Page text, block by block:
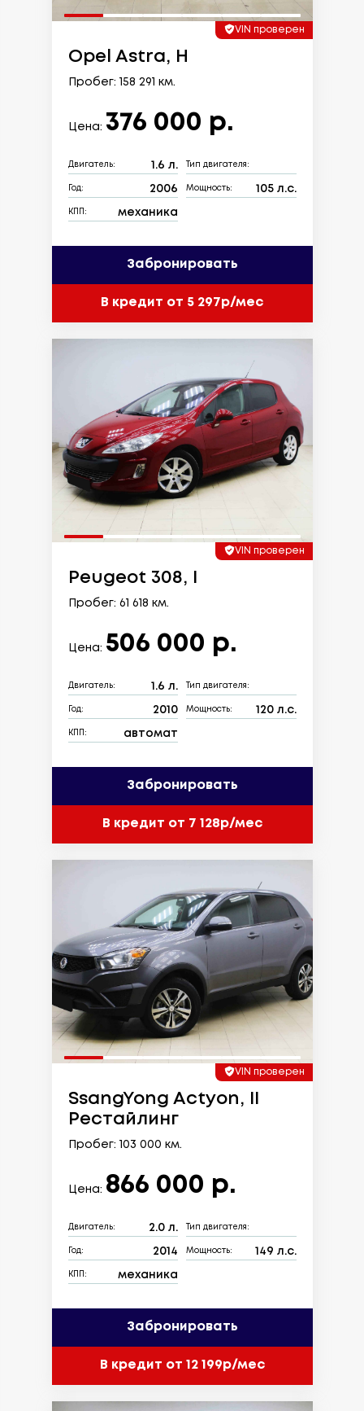
VIN проверен
Opel Astra, H
Пробег: 158 291 км.
Цена: 376 000 р.
Двигатель: 1.6 л. Тип двигателя:
Год: 2006 Мощность: 105 л.с.
КПП: механика
Забронировать
В кредит от 5 297р/мес
VIN проверен
Peugeot 308, I
Пробег: 61 618 км.
Цена: 506 000 р.
Двигатель: 1.6 л. Тип двигателя:
Год: 2010 Мощность: 120 л.с.
КПП: автомат
Забронировать
В кредит от 7 128р/мес
VIN проверен
SsangYong Actyon, II
Рестайлинг
Пробег: 103 000 км.
Цена: 866 000 р.
Двигатель: 2.0 л. Тип двигателя:
Год: 2014 Мощность: 149 л.с.
КПП: механика
Забронировать
В кредит от 12 199р/мес